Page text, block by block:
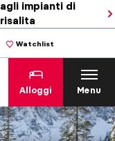
agli impianti di
risalita
Watchlist
Alloggi Menu